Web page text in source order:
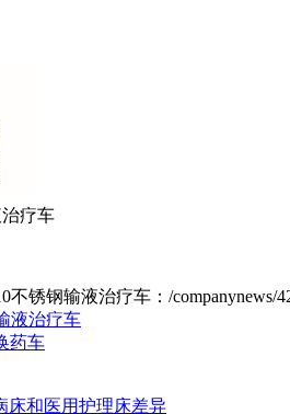
疗车
不锈钢输液治疗车： /companynews/
液治疗车
药车
床和医用护理床差异